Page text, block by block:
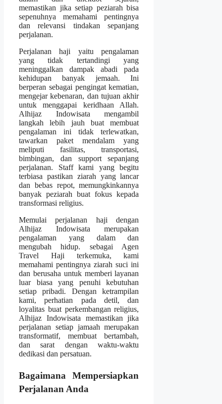
memastikan jika setiap peziarah bisa
sepenuhnya memahami pentingnya
dan relevansi tindakan sepanjang
perjalanan.
Perjalanan haji yaitu pengalaman
yang tidak tertandingi yang
meninggalkan dampak abadi pada
kehidupan banyak jemaah. Ini
berperan sebagai pengingat kematian,
mengejar kebenaran, dan tujuan akhir
untuk menggapai keridhaan Allah.
Alhijaz Indowisata mengambil
langkah lebih jauh buat membuat
pengalaman ini tidak terlewatkan,
tawarkan paket mendalam yang
meliputi fasilitas, transportasi,
bimbingan, dan support sepanjang
perjalanan. Staff kami yang begitu
terbiasa pastikan ziarah yang lancar
dan bebas repot, memungkinkannya
banyak peziarah buat fokus kepada
transformasi religius.
Memulai perjalanan haji dengan
Alhijaz Indowisata merupakan
pengalaman yang dalam dan
mengubah hidup. sebagai Agen
Travel Haji terkemuka, kami
memahami pentingnya ziarah suci ini
dan berusaha untuk memberi layanan
luar biasa yang penuhi kebutuhan
setiap pribadi. Dengan ketrampilan
kami, perhatian pada detil, dan
loyalitas buat perkembangan religius,
Alhijaz Indowisata memastikan jika
perjalanan setiap jamaah merupakan
transformatif, membuat bertambah,
dan sarat dengan waktu-waktu
dedikasi dan persatuan.
Bagaimana Mempersiapkan
Perjalanan Anda